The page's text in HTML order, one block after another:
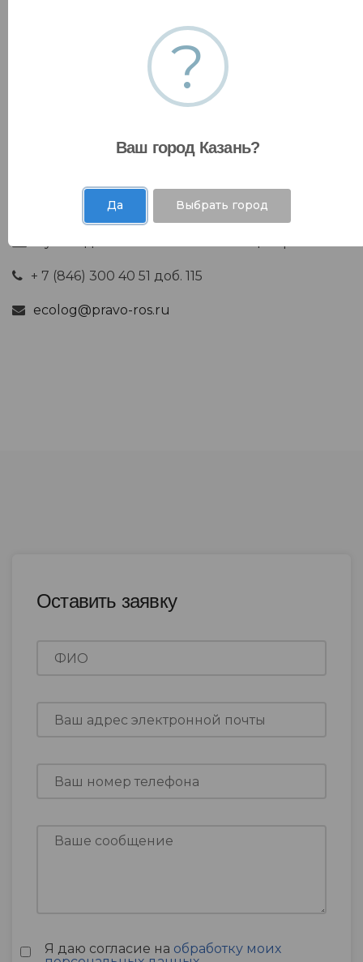
Отчёт по инвентаризации стационарных
источников выбросов
+ 7 (846) 300 40 51 доб. 115
ecolog@pravo-ros.ru
Оставить заявку
Я даю согласие на обработку моих
?
Ваш город Казань?
Да Выбрать город